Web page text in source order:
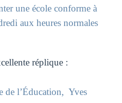
une école conforme à
aux heures normales
réplique :
de l’Éducation, Yves